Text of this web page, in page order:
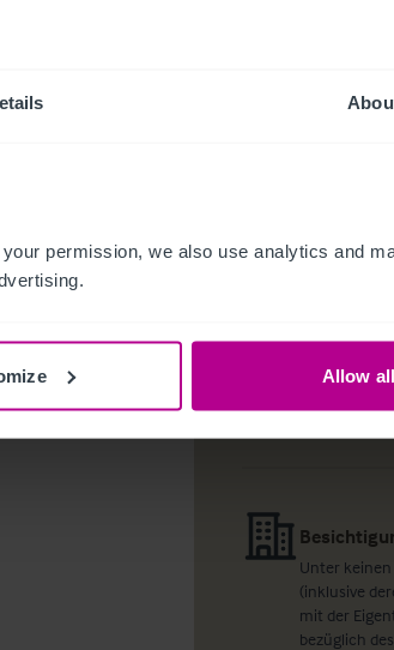
permission, we also use analytics and
Allow all
Hinweis
Wie Sie
eine
Käufers bei
ein
potentielle
vorlegen.
eine im
benötigen
wird,
Gesellschaft
Unter
(inklusive
mit der
bezüglich